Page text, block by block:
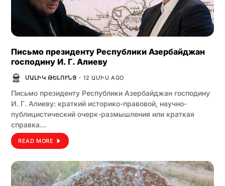
Письмо президенту Республики Азербайджан
господину И. Г. Алиеву
ՄԱԼԻԿ ԹԵԼՈՒՆՑ 12 ԱՄԻՍ AGO
Письмо президенту Республики Азербайджан господину
И. Г. Алиеву: краткий историко-правовой, научно-
публицистический очерк-размышления или краткая
справка…
READ MORE